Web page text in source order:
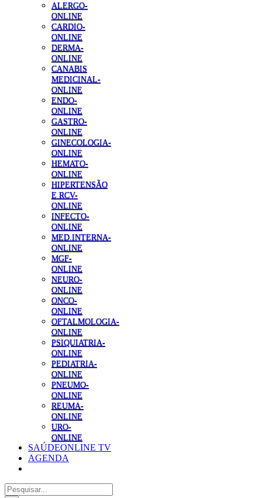
ALERGO-
ONLINE
CARDIO-
ONLINE
DERMA-
ONLINE
CANABIS
MEDICINAL-
ONLINE
ENDO-
ONLINE
GASTRO-
ONLINE
GINECOLOGIA-
ONLINE
HEMATO-
ONLINE
HIPERTENSÃO
E RCV-
ONLINE
INFECTO-
ONLINE
MED.INTERNA-
ONLINE
MGF-
ONLINE
NEURO-
ONLINE
ONCO-
ONLINE
OFTALMOLOGIA-
ONLINE
PSIQUIATRIA-
ONLINE
PEDIATRIA-
ONLINE
PNEUMO-
ONLINE
REUMA-
ONLINE
URO-
ONLINE
SAÚDEONLINE TV
AGENDA
Pesquisar